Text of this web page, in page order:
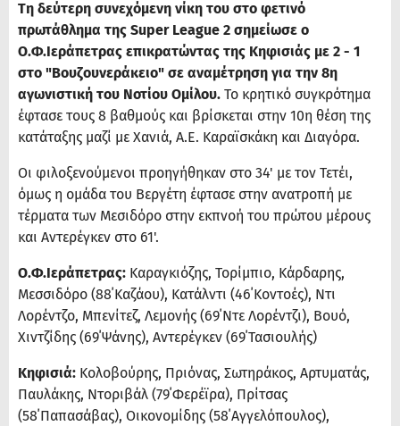
Τη δεύτερη συνεχόμενη νίκη του στο φετινό
πρωτάθλημα της Super League 2 σημείωσε ο
Ο.Φ.Ιεράπετρας επικρατώντας της Κηφισιάς με 2 - 1
στο "Βουζουνεράκειο" σε αναμέτρηση για την 8η
αγωνιστική του Νοτίου Ομίλου. Το κρητικό συγκρότημα
έφτασε τους 8 βαθμούς και βρίσκεται στην 10η θέση της
κατάταξης μαζί με Χανιά, Α.Ε. Καραϊσκάκη και Διαγόρα.
Οι φιλοξενούμενοι προηγήθηκαν στο 34' με τον Τετέι,
όμως η ομάδα του Βεργέτη έφτασε στην ανατροπή με
τέρματα των Μεσιδόρο στην εκπνοή του πρώτου μέρους
και Αντερέγκεν στο 61'.
Ο.Φ.Ιεράπετρας: Καραγκιόζης, Τορίμπιο, Κάρδαρης,
Μεσσιδόρο (88΄Καζάου), Κατάλντι (46΄Κοντοές), Ντι
Λορέντζο, Μπενίτεζ, Λεμονής (69΄Ντε Λορέντζι), Βουό,
Χιντζίδης (69΄Ψάνης), Αντερέγκεν (69΄Τασιουλής)
Κηφισιά: Κολοβούρης, Πριόνας, Σωτηράκος, Αρτυματάς,
Παυλάκης, Ντοριβάλ (79΄Φερέϊρα), Πρίτσας
(58΄Παπασάβας), Οικονομίδης (58΄Αγγελόπουλος),